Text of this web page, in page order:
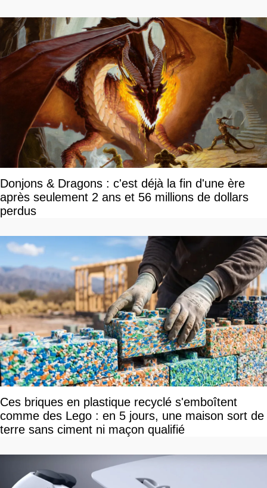
Donjons & Dragons : c'est déjà la fin d'une ère
après seulement 2 ans et 56 millions de dollars
perdus
Ces briques en plastique recyclé s'emboîtent
comme des Lego : en 5 jours, une maison sort de
terre sans ciment ni maçon qualifié